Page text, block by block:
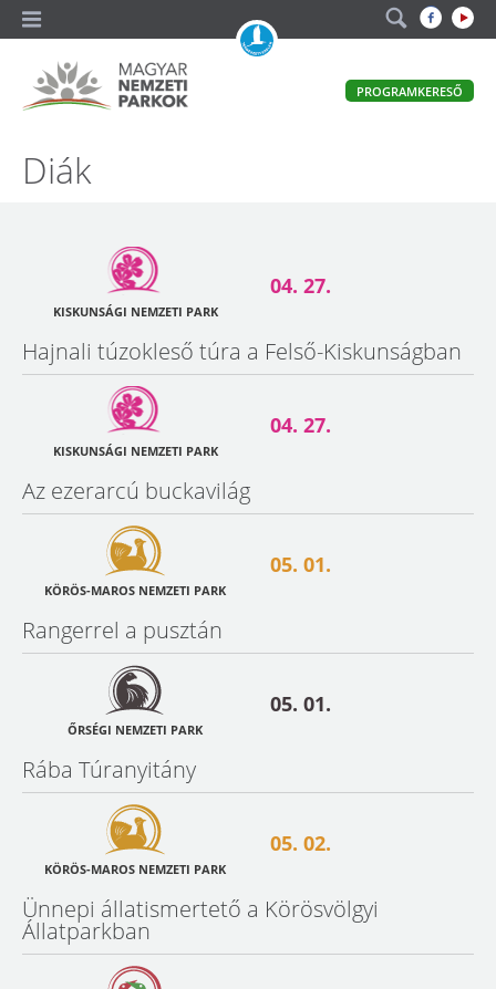
Magyar
Parkok
PROGRAMKERESŐ
Diák
KISKUNSÁGI NEMZETI PARK
04. 27.
Hajnali túzokleső túra a Felső-Kiskunságban
KISKUNSÁGI NEMZETI PARK
04. 27.
Az ezerarcú buckavilág
KÖRÖS-MAROS NEMZETI PARK
05. 01.
Rangerrel a pusztán
ŐRSÉGI NEMZETI PARK
05. 01.
Rába Túranyitány
KÖRÖS-MAROS NEMZETI PARK
05. 02.
Ünnepi állatismertető a Körösvölgyi
Állatparkban